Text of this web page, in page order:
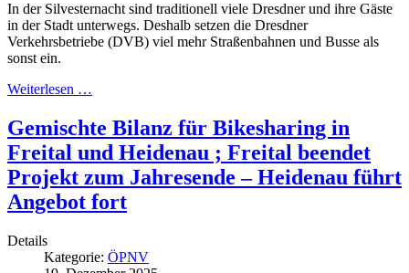
In der Silvesternacht sind traditionell viele Dresdner und ihre Gäste
in der Stadt unterwegs. Deshalb setzen die Dresdner
Verkehrsbetriebe (DVB) viel mehr Straßenbahnen und Busse als
sonst ein.
Weiterlesen …
Gemischte Bilanz für Bikesharing in
Freital und Heidenau ; Freital beendet
Projekt zum Jahresende – Heidenau führt
Angebot fort
Details
Kategorie: ÖPNV